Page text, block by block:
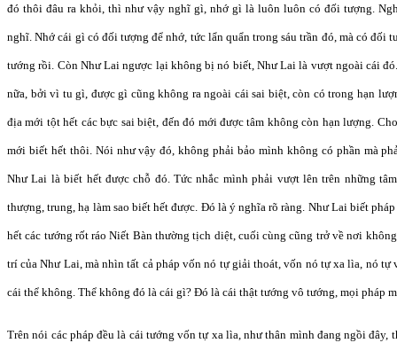
đó thôi đâu ra khỏi, thì như vậy nghĩ gì, nhớ gì là luôn luôn có đối tượng.
nghĩ. Nhớ cái gì có đối tượng để nhớ, tức lẩn quẩn trong sáu trần đó, mà có đối
tướng rồi. Còn Như Lai ngược lại không bị nó biết, Như Lai là vượt ngoài cái
nữa, bởi vì tu gì, được gì cũng không ra ngoài cái sai biệt, còn có trong hạn
địa mới tột hết các bực sai biệt, đến đó mới được tâm không còn hạn lượng.
mới biết hết thôi. Nói như vậy đó, không phải bảo mình không có phần mà
Như Lai là biết hết được chỗ đó. Tức nhắc mình phải vượt lên trên những
thượng, trung, hạ làm sao biết hết được. Đó là ý nghĩa rõ ràng. Như Lai biết
hết các tướng rốt ráo Niết Bàn thường tịch diệt, cuối cùng cũng trở về nơi
trí của Như Lai, mà nhìn tất cả pháp vốn nó tự giải thoát, vốn nó tự xa lìa, nó tự
cái thể không. Thể không đó là cái gì? Đó là cái thật tướng vô tướng, mọi pháp
Trên nói các pháp đều là cái tướng vốn tự xa lìa, như thân mình đang ngồi đây,